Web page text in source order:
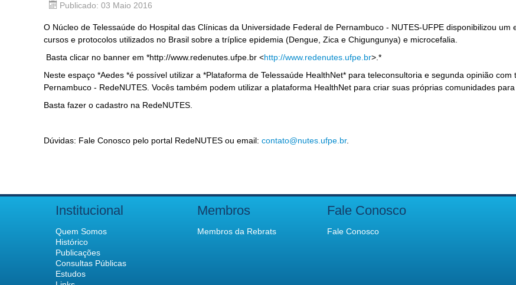
Publicado: 03 Maio 2016
O Núcleo de Telessaúde do Hospital das Clínicas da Universidade Federal de Pernambuco - NUTES-UFPE disponibilizou
cursos e protocolos utilizados no Brasil sobre a tríplice epidemia (Dengue, Zica e Chigungunya) e microcefalia.
Basta clicar no banner em *http://www.redenutes.ufpe.br <http://www.redenutes.ufpe.br>.*
Neste espaço *Aedes *é possível utilizar a *Plataforma de Telessaúde HealthNet* para teleconsultoria e segunda opinião
Pernambuco - RedeNUTES. Vocês também podem utilizar a plataforma HealthNet para criar suas próprias comunidades para
Basta fazer o cadastro na RedeNUTES.
Dúvidas: Fale Conosco pelo portal RedeNUTES ou email: contato@nutes.ufpe.br.
Institucional
Quem Somos
Histórico
Publicações
Consultas Públicas
Estudos
Membros
Membros da Rebrats
Fale Conosco
Fale Conosco